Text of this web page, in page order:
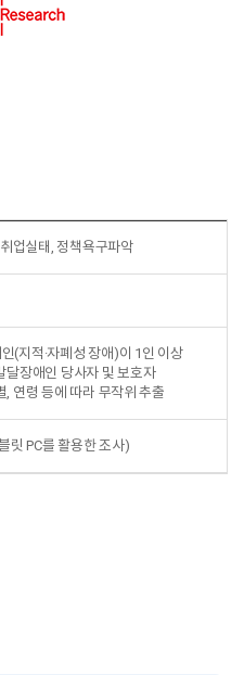
업실태, 정책욕구파악
(지적·자폐성 장애)이 1인 이상
달장애인 당사자 및 보호자
연령 등에 따라 무작위 추출
릿 PC를 활용한 조사)